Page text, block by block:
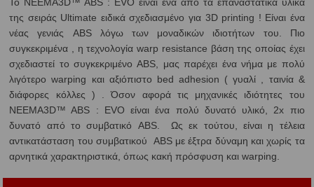
της σειράς Ultimate ειδικά σχεδιασμένο για 3D printing ! Είναι ένα
νέας γενιάς ABS λόγω των μοναδικών ιδιοτήτων του. Πιο
συγκεκριμένα , η τεχνολογία warp resistance βάση της οποίας έχει
σχεδιαστεί το συγκεκριμένο ABS, μας παρέχει ένα νήμα με πολύ
λιγότερο warping και αξιόπιστο bed adhesion ( γυαλί , ταινία &
διάφορες κόλλες ) . Όσον αφορά τις μηχανικές ιδιότητες του
NEEMA3D™ ABS : EVO είναι ένα πολύ δυνατό υλικό, 2x πιο
δυνατό από το συμβατικό ABS. Ως εκ τούτου, είναι η τέλεια
αντικατάσταση του συμβατικού ABS με έξτρα δύναμη και χωρίς τα
αρνητικά χαρακτηριστικά, όπως κακή πρόσφυση και warping.